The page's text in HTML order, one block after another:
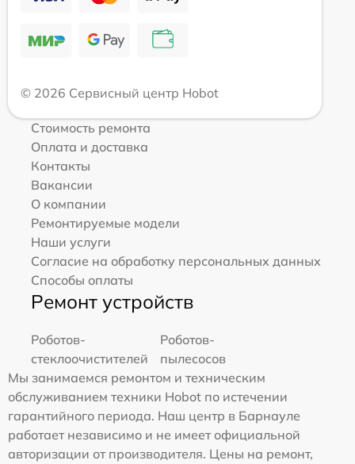
© 2026 Сервисный центр Hobot
Стоимость ремонта
Оплата и доставка
Контакты
Вакансии
О компании
Ремонтируемые модели
Наши услуги
Согласие на обработку персональных данных
Способы оплаты
Ремонт устройств
Роботов-
стеклоочистителей
Роботов-
пылесосов
Мы занимаемся ремонтом и техническим
обслуживанием техники Hobot по истечении
гарантийного периода. Наш центр в Барнауле
работает независимо и не имеет официальной
авторизации от производителя. Цены на ремонт,